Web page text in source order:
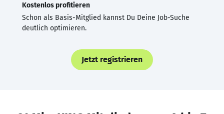
Kostenlos profitieren
Schon als Basis-Mitglied kannst Du Deine Job-Suche
deutlich optimieren.
Jetzt registrieren